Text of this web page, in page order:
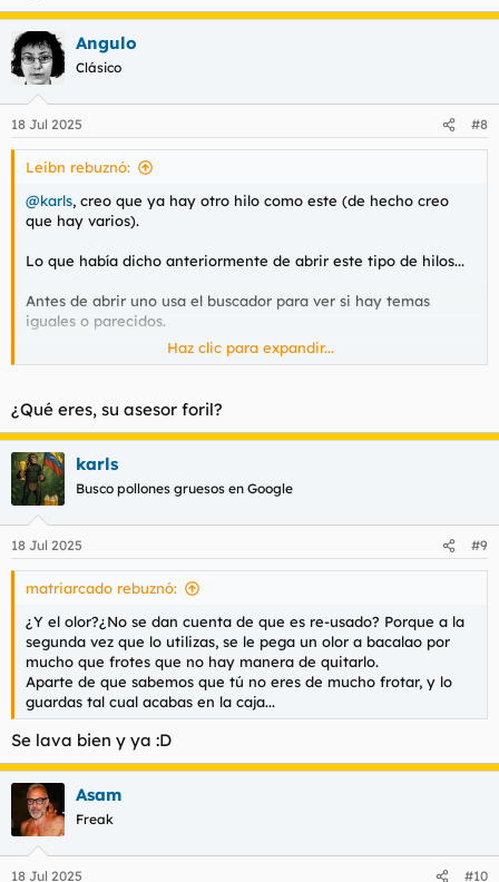
Angulo
Clásico
18 Jul 2025 #8
Leibn rebuznó:
@karls, creo que ya hay otro hilo como este (de hecho creo
que hay varios).
Lo que había dicho anteriormente de abrir este tipo de hilos...
Antes de abrir uno usa el buscador para ver si hay temas
iguales o parecidos.
Haz clic para expandir...
¿Qué eres, su asesor foril?
karls
Busco pollones gruesos en Google
18 Jul 2025 #9
matriarcado rebuznó:
¿Y el olor?¿No se dan cuenta de que es re-usado? Porque a la
segunda vez que lo utilizas, se le pega un olor a bacalao por
mucho que frotes que no hay manera de quitarlo.
Aparte de que sabemos que tú no eres de mucho frotar, y lo
guardas tal cual acabas en la caja...
Se lava bien y ya :D
Asam
Freak
18 Jul 2025 #10